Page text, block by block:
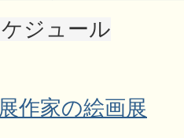
ジュール
作家の絵画展